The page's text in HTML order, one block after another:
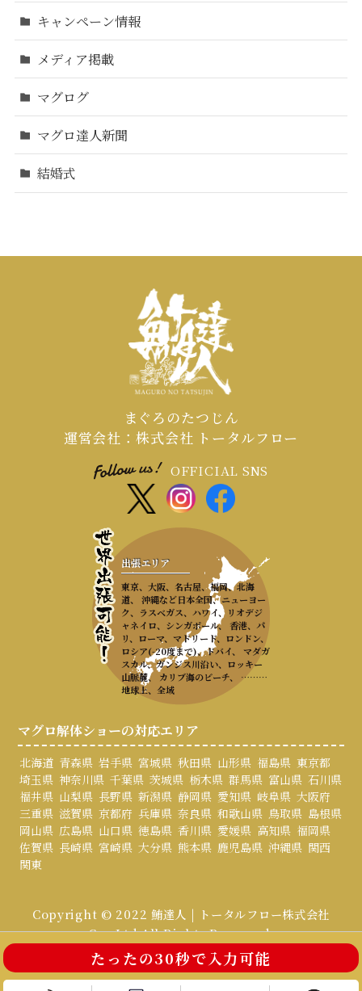
たったの30秒で入力可能
キャンペーン情報
メディア掲載
マグログ
マグロ達人新聞
結婚式
まぐろのたつじん
運営会社：株式会社 トータルフロー
OFFICIAL SNS
出張エリア
東京、大阪、名古屋、福岡、北海
道、 沖縄など日本全国、ニューヨー
ク、ラスベガス、ハワイ、リオデジ
ャネイロ、シンガポール、 香港、パ
リ、ローマ、マドリード、ロンドン、
ロシア(-20度まで)、ドバイ、 マダガ
スカル、ガンジス川沿い、ロッキー
山脈麓、 カリブ海のビーチ、 ………
地球上、全域
マグロ解体ショーの対応エリア
北海道 青森県 岩手県 宮城県 秋田県 山形県 福島県 東京都
埼玉県 神奈川県 千葉県 茨城県 栃木県 群馬県 富山県 石川県
福井県 山梨県 長野県 新潟県 静岡県 愛知県 岐阜県 大阪府
三重県 滋賀県 京都府 兵庫県 奈良県 和歌山県 鳥取県 島根県
岡山県 広島県 山口県 徳島県 香川県 愛媛県 高知県 福岡県
佐賀県 長崎県 宮崎県 大分県 熊本県 鹿児島県 沖縄県 関西
関東
Copyright © 2022 鮪達人 | トータルフロー株式会社
Co., Ltd All Rights Reserved.